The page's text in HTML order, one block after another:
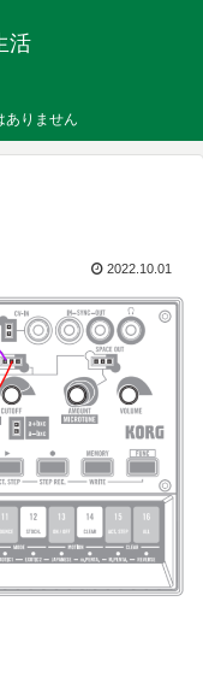
活
ありません
2022.10.01